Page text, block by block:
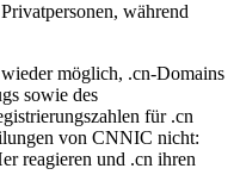
während
möglich, .cn-Domains
sowie des
für .cn
von CNNIC nicht:
reagieren und .cn ihren